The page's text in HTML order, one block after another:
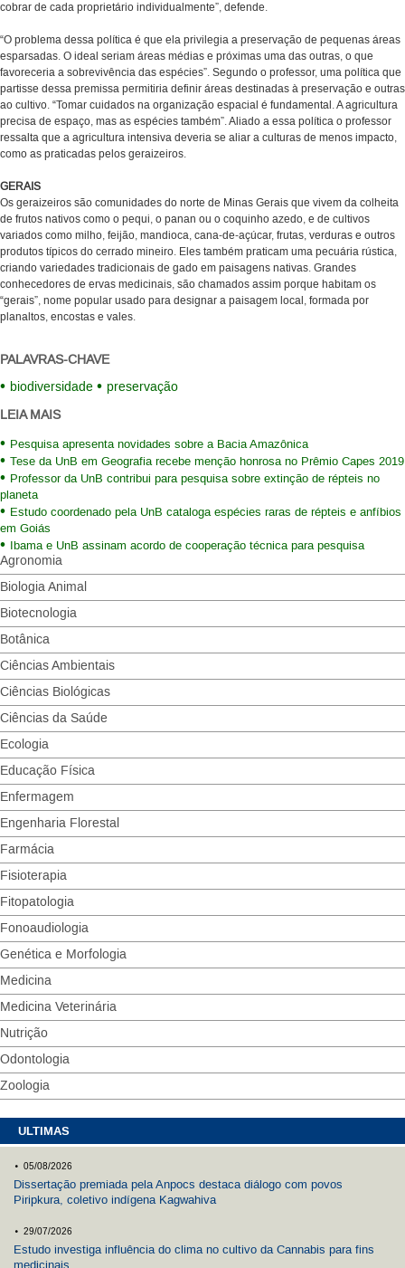
cobrar de cada proprietário individualmente”, defende.
“O problema dessa política é que ela privilegia a preservação de pequenas áreas
esparsadas. O ideal seriam áreas médias e próximas uma das outras, o que
favoreceria a sobrevivência das espécies”. Segundo o professor, uma política que
partisse dessa premissa permitiria definir áreas destinadas à preservação e outras
ao cultivo. “Tomar cuidados na organização espacial é fundamental. A agricultura
precisa de espaço, mas as espécies também”. Aliado a essa política o professor
ressalta que a agricultura intensiva deveria se aliar a culturas de menos impacto,
como as praticadas pelos geraizeiros.
GERAIS
Os geraizeiros são comunidades do norte de Minas Gerais que vivem da colheita
de frutos nativos como o pequi, o panan ou o coquinho azedo, e de cultivos
variados como milho, feijão, mandioca, cana-de-açúcar, frutas, verduras e outros
produtos típicos do cerrado mineiro. Eles também praticam uma pecuária rústica,
criando variedades tradicionais de gado em paisagens nativas. Grandes
conhecedores de ervas medicinais, são chamados assim porque habitam os
“gerais”, nome popular usado para designar a paisagem local, formada por
planaltos, encostas e vales.
PALAVRAS-CHAVE
biodiversidade
preservação
LEIA MAIS
Pesquisa apresenta novidades sobre a Bacia Amazônica
Tese da UnB em Geografia recebe menção honrosa no Prêmio Capes 2019
Professor da UnB contribui para pesquisa sobre extinção de répteis no
planeta
Estudo coordenado pela UnB cataloga espécies raras de répteis e anfíbios
em Goiás
Ibama e UnB assinam acordo de cooperação técnica para pesquisa
Agronomia
Biologia Animal
Biotecnologia
Botânica
Ciências Ambientais
Ciências Biológicas
Ciências da Saúde
Ecologia
Educação Física
Enfermagem
Engenharia Florestal
Farmácia
Fisioterapia
Fitopatologia
Fonoaudiologia
Genética e Morfologia
Medicina
Medicina Veterinária
Nutrição
Odontologia
Zoologia
ULTIMAS
. 05/08/2026
Dissertação premiada pela Anpocs destaca diálogo com povos
Piripkura, coletivo indígena Kagwahiva
. 29/07/2026
Estudo investiga influência do clima no cultivo da Cannabis para fins